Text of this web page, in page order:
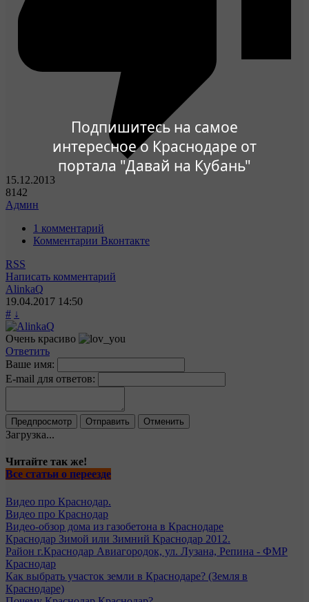
Подпишитесь на самое
интересное о Краснодаре от
портала "Давай на Кубань"
15.12.2013
8142
Админ
1 комментарий
Комментарии Вконтакте
RSS
Написать комментарий
AlinkaQ
19.04.2017 14:50
# ↓
Очень красиво
Ответить
Ваше имя:
E-mail для ответов:
Загрузка...
Читайте так же!
Все статьи о переезде
Видео про Краснодар.
Видео про Краснодар
​Видео-обзор дома из газобетона в Краснодаре
Краснодар Зимой или Зимний Краснодар 2012.
Район г.Краснодар Авиагородок, ул. Лузана, Репина - ФМР
Краснодар
Как выбрать участок земли в Краснодаре? (Земля в
Краснодаре)